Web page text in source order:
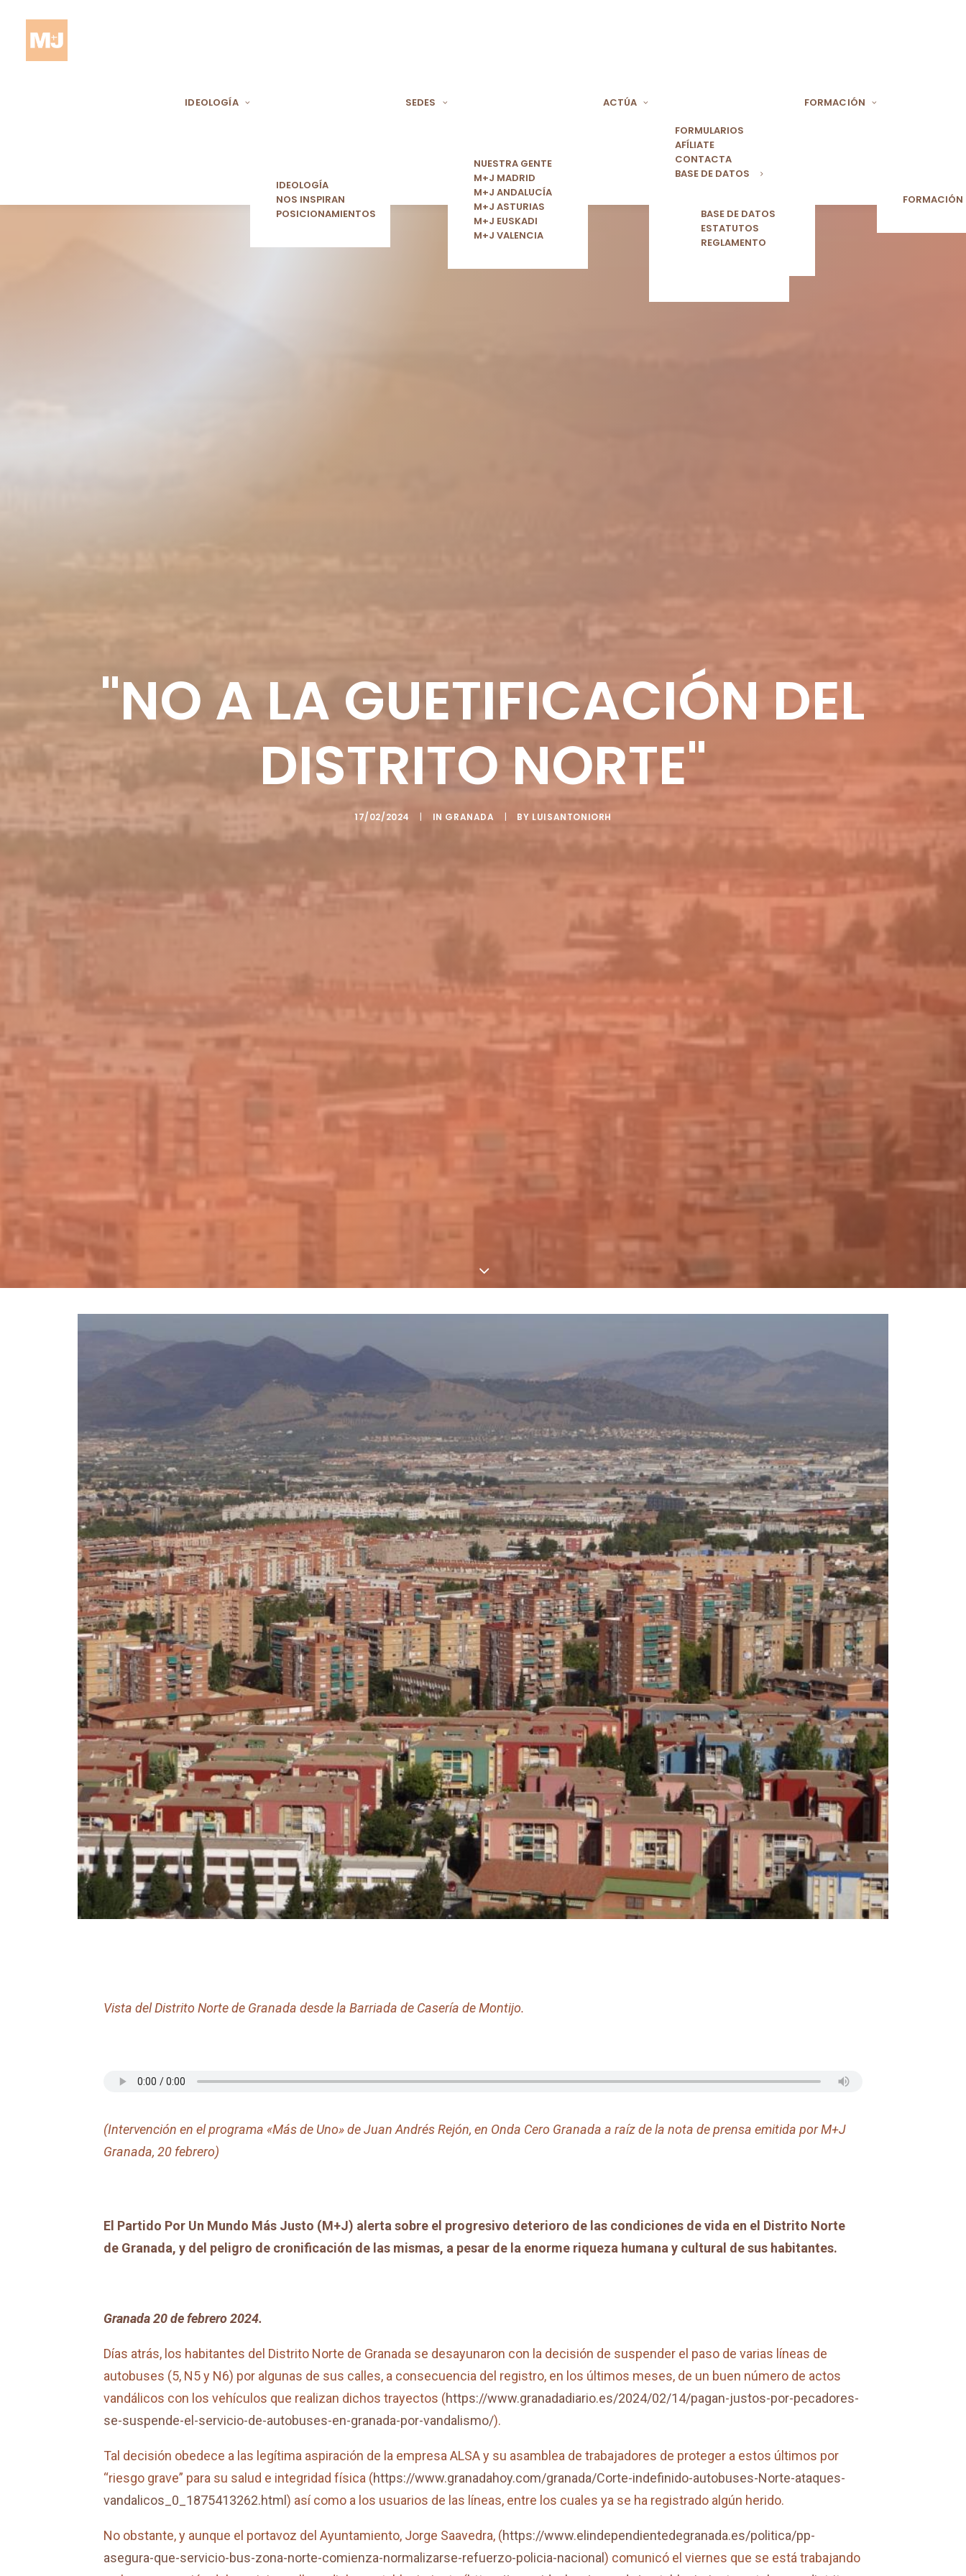
IDEOLOGÍA
IDEOLOGÍA
NOS INSPIRAN
POSICIONAMIENTOS
SEDES
NUESTRA GENTE
M+J MADRID
M+J ANDALUCÍA
M+J ASTURIAS
M+J EUSKADI
M+J VALENCIA
ACTÚA
FORMULARIOS
AFÍLIATE
CONTACTA
BASE DE DATOS
BASE DE DATOS
ESTATUTOS
REGLAMENTO
FORMACIÓN
FORMACIÓN
"NO A LA GUETIFICACIÓN DEL
DISTRITO NORTE"
17/02/2024 | IN GRANADA | BY LUISANTONIORH
Vista del Distrito Norte de Granada desde la Barriada de Casería de Montijo.
(Intervención en el programa «Más de Uno» de Juan Andrés Rejón, en Onda Cero Granada a raíz de la nota de prensa emitida por M+J
Granada, 20 febrero)
El Partido Por Un Mundo Más Justo (M+J) alerta sobre el progresivo deterioro de las condiciones de vida en el Distrito Norte
de Granada, y del peligro de cronificación de las mismas, a pesar de la enorme riqueza humana y cultural de sus habitantes.
Granada 20 de febrero 2024.
Días atrás, los habitantes del Distrito Norte de Granada se desayunaron con la decisión de suspender el paso de varias líneas de
autobuses (5, N5 y N6) por algunas de sus calles, a consecuencia del registro, en los últimos meses, de un buen número de actos
vandálicos con los vehículos que realizan dichos trayectos (https://www.granadadiario.es/2024/02/14/pagan-justos-por-pecadores-
se-suspende-el-servicio-de-autobuses-en-granada-por-vandalismo/).
Tal decisión obedece a las legítima aspiración de la empresa ALSA y su asamblea de trabajadores de proteger a estos últimos por
“riesgo grave” para su salud e integridad física (https://www.granadahoy.com/granada/Corte-indefinido-autobuses-Norte-ataques-
vandalicos_0_1875413262.html ) así como a los usuarios de las líneas, entre los cuales ya se ha registrado algún herido.
No obstante, y aunque el portavoz del Ayuntamiento, Jorge Saavedra, (https://www.elindependientedegranada.es/politica/pp-
asegura-que-servicio-bus-zona-norte-comienza-normalizarse-refuerzo-policia-nacional ) comunicó el viernes que se está trabajando